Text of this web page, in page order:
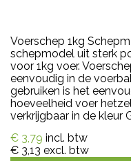
Voerschep 1kg
schepmodel uit sterk
voor 1kg voer.
eenvoudig in de
gebruiken is het
hoeveelheid voer
verkrijgbaar in de kleur
€ 3,79 incl. btw
€ 3,13 excl. btw